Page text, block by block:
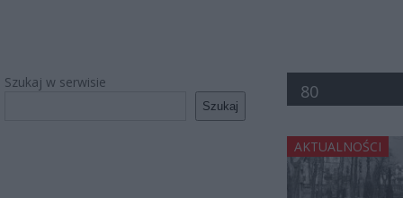
Szukaj w serwisie
Szukaj
80
AKTUALNOŚCI